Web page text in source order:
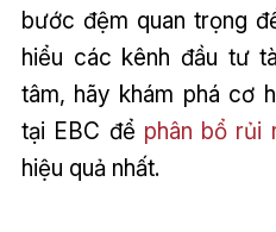
bước đệm quan trọng
hiểu các kênh đầu tư
tâm, hãy khám phá cơ
tại EBC để phân bổ rủi
hiệu quả nhất.